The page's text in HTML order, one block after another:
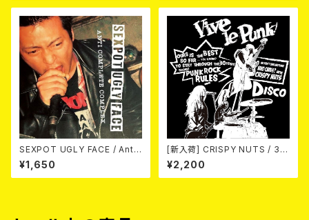
SEXPOT UGLY FACE / Anti
¥1,650
[新入荷] CRISPY NUTS / 30t
h Anniversary Vol.2 (7"EP)
¥2,200